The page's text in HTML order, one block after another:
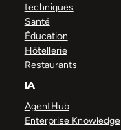
techniques
Santé
Éducation
Hôtellerie
Restaurants
IA
AgentHub
Enterprise Knowledge